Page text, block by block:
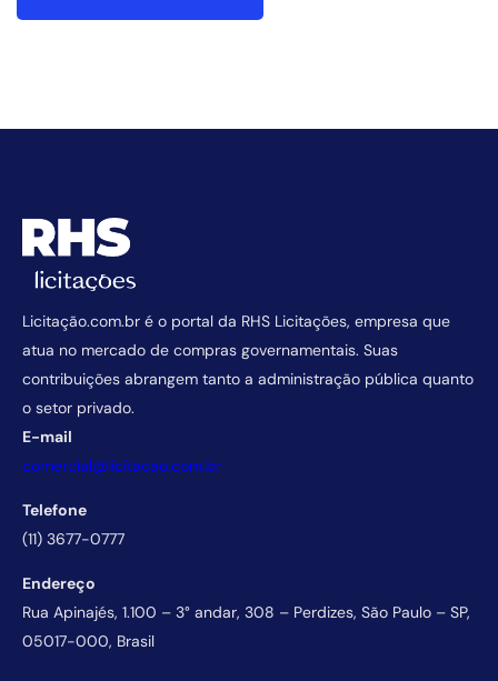
Licitação.com.br é o portal da RHS Licitações, empresa que
atua no mercado de compras governamentais. Suas
contribuições abrangem tanto a administração pública quanto
o setor privado.
E-mail
comercial@licitacao.com.br
Telefone
(11) 3677-0777
Endereço
Rua Apinajés, 1.100 – 3° andar, 308 – Perdizes, São Paulo – SP,
05017-000, Brasil